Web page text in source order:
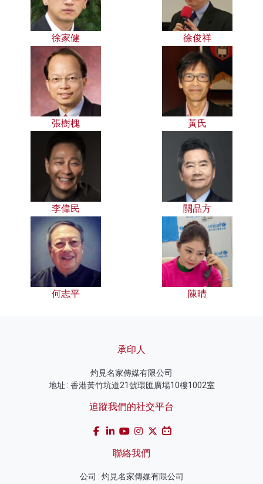
徐家健 徐俊祥
張樹槐 黃氏
李偉民 關品方
何志平 陳晴
承印人
灼見名家傳媒有限公司
地址 : 香港黃竹坑道21號環匯廣場10樓1002室
追蹤我們的社交平台
聯絡我們
公司 : 灼見名家傳媒有限公司